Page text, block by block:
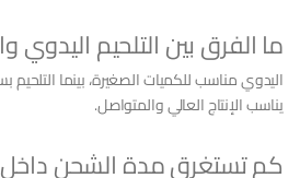
ما الفرق بين التلحيم اليدوي
يناسب الإنتاج العالي والمتواصل.
كم تستغرق مدة الشحن